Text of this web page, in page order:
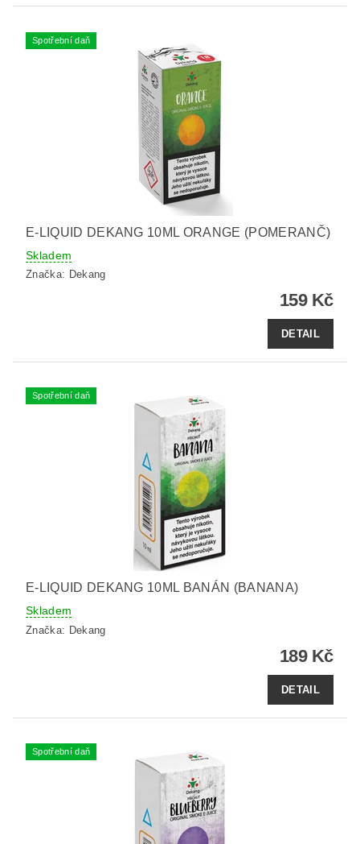
Spotřební daň
E-LIQUID DEKANG 10ML ORANGE (POMERANČ)
Skladem
Značka: Dekang
159 Kč
DETAIL
Spotřební daň
E-LIQUID DEKANG 10ML BANÁN (BANANA)
Skladem
Značka: Dekang
189 Kč
DETAIL
Spotřební daň